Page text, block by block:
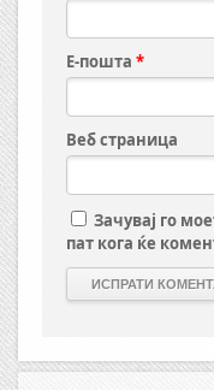
Е-пошта *
Веб страница
Зачувај го
пат кога ќе